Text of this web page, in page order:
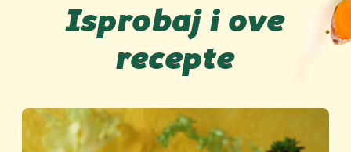
Isprobaj i ove
recepte